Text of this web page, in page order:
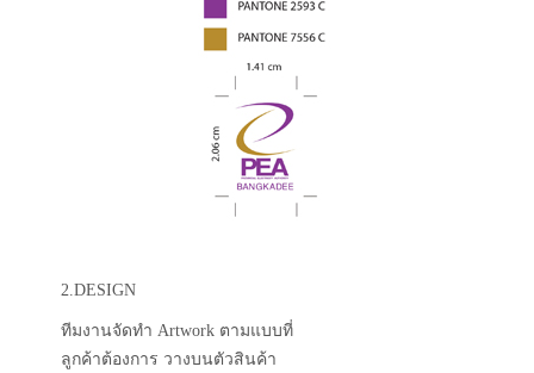
2.DESIGN
ทีมงานจัดทำ Artwork ตามแบบที่
ลูกค้าต้องการ วางบนตัวสินค้า